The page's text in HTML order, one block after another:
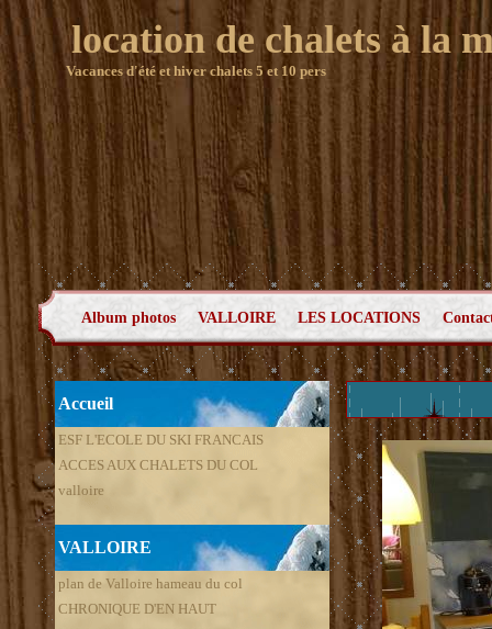
location de chalets à la
Vacances d'été et hiver chalets 5 et 10 pers
Album photos VALLOIRE LES LOCATIONS
Accueil
ESF L'ECOLE DU SKI FRANCAIS
ACCES AUX CHALETS DU COL
valloire
VALLOIRE
plan de Valloire hameau du col
CHRONIQUE D'EN HAUT